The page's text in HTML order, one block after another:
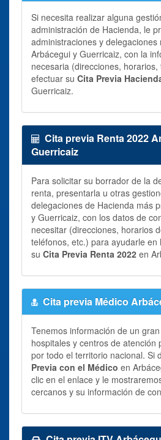
Si necesita realizar alguna
administración de Hacienda, le
administraciones y delegaciones
Arbácegui y Guerricaiz, con la
necesaria (direcciones,
efectuar su Cita Previa
Guerricaiz.
Cita previa Renta 2022
Guerricaiz
Para solicitar su borrador de la
renta, presentarla u otras
delegaciones de Hacienda más
y Guerricaiz, con los datos de
necesitar (direcciones, horarios
teléfonos, etc.) para ayudarle en
su Cita Previa Renta 2022 en
Cita previa Médico
Tenemos información de un
hospitales y centros de atención
por todo el territorio nacional. Si
Previa con el Médico en
clic en el enlace y le
cercanos y su información de